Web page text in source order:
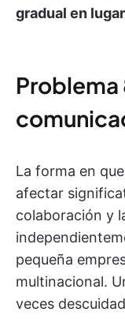
gradual en
Problema
La forma en
afectar
colaboración y
pequeña
multinacional.
veces